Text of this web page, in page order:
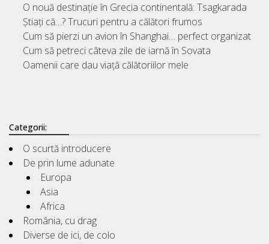
O nouă destinație în Grecia continentală: Tsagkarada
Știați că…? Trucuri pentru a călători frumos
Cum să pierzi un avion în Shanghai… perfect organizat
Cum să petreci câteva zile de iarnă în Sovata
Oamenii care dau viață călătoriilor mele
Categorii:
O scurtă introducere
De prin lume adunate
Europa
Asia
Africa
România, cu drag
Diverse de ici, de colo